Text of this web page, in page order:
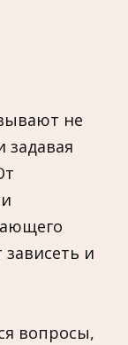
не
задавая
и
вопросы,